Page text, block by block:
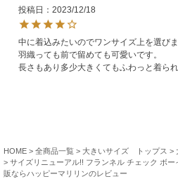
投稿日
2023/12/18
中に着込みたいのでワンサイズ上を選びま
羽織っても前で留めても可愛いです。
長さもあり多少大きくてもふわっと着られ
HOME 全商品一覧 大きいサイズ トップス
サイズリニューアル!! フランネル チェック ボ
販ならハッピーマリリンのレビュー